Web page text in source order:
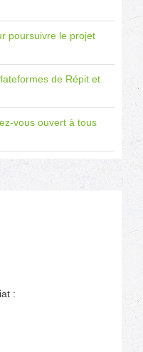
poursuivre le projet
de Répit et
vous ouvert à tous
: